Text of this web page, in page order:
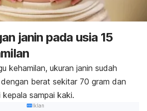
janin pada usia 15
kehamilan, ukuran janin sudah
berat sekitar 70 gram dan
sampai kaki.
Iklan